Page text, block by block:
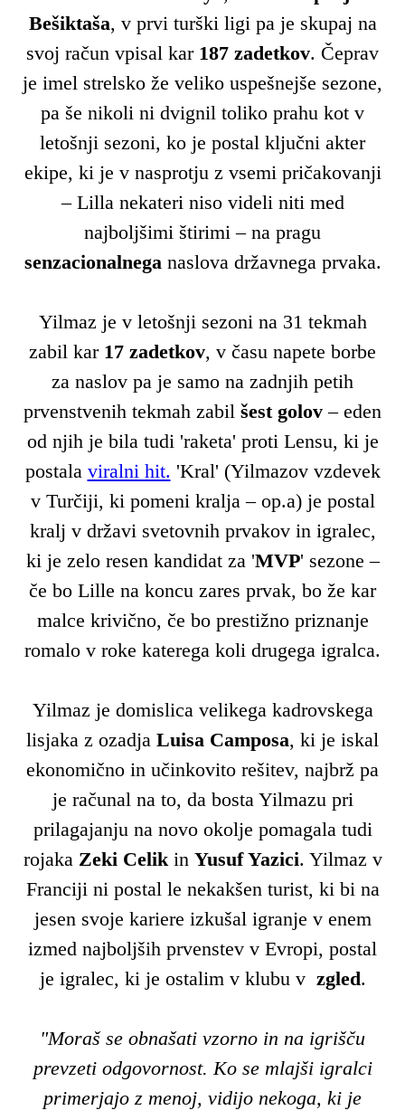
Bešiktaša, v prvi turški ligi pa je skupaj na
svoj račun vpisal kar 187 zadetkov. Čeprav
je imel strelsko že veliko uspešnejše sezone,
pa še nikoli ni dvignil toliko prahu kot v
letošnji sezoni, ko je postal ključni akter
ekipe, ki je v nasprotju z vsemi pričakovanji
– Lilla nekateri niso videli niti med
najboljšimi štirimi – na pragu
senzacionalnega naslova državnega prvaka.
Yilmaz je v letošnji sezoni na 31 tekmah
zabil kar 17 zadetkov, v času napete borbe
za naslov pa je samo na zadnjih petih
prvenstvenih tekmah zabil šest golov– eden
od njih je bila tudi 'raketa' proti Lensu, ki je
postala viralni hit. 'Kral' (Yilmazov vzdevek
v Turčiji, ki pomeni kralja – op.a) je postal
kralj v državi svetovnih prvakov in igralec,
ki je zelo resen kandidat za 'MVP' sezone –
če bo Lille na koncu zares prvak, bo že kar
malce krivično, če bo prestižno priznanje
romalo v roke katerega koli drugega igralca.
Yilmaz je domislica velikega kadrovskega
lisjaka z ozadja Luisa Camposa, ki je iskal
ekonomično in učinkovito rešitev, najbrž pa
je računal na to, da bosta Yilmazu pri
prilagajanju na novo okolje pomagala tudi
rojaka Zeki Celik in Yusuf Yazici. Yilmaz v
Franciji ni postal le nekakšen turist, ki bi na
jesen svoje kariere izkušal igranje v enem
izmed najboljših prvenstev v Evropi, postal
je igralec, ki je ostalim v klubu v zgled.
"Moraš se obnašati vzorno in na igrišču
prevzeti odgovornost. Ko se mlajši igralci
primerjajo z menoj, vidijo nekoga, ki je